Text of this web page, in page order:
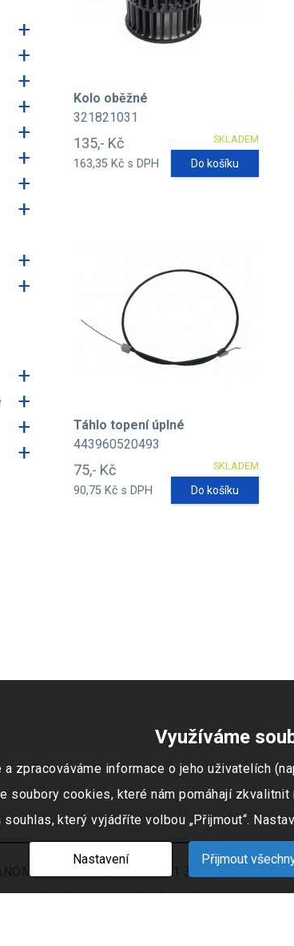
+
+
+
+
+
+
+
+
+
+
+
+
+
+
Kolo oběžné
321821031
SKLADEM
135,- Kč
163,35 Kč s DPH Do košíku
Táhlo topení úplné
443960520493
SKLADEM
75,- Kč
90,75 Kč s DPH Do košíku
s.r.o., IČO: 253 51 311, Tovární
v obchodním rejstříku vedeném
Využíváme
a zpracováváme informace o jeho uživatelích
soubory cookies, které nám pomáhají
souhlas, který vyjádříte volbou „Přijmout“.
Nastavení Přijmout